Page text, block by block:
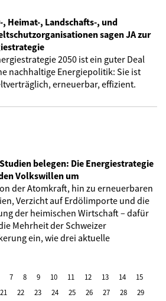
, Heimat-, Landschafts-, und
sagen JA zur
2050 ist ein guter Deal
nachhaltige Energiepolitik: Sie ist
erneuerbar, effizient.
belegen: Die Energiestrategie
Volkswillen um
der Atomkraft, hin zu erneuerbaren
Verzicht auf Erdölimporte und die
der heimischen Wirtschaft – dafür
Mehrheit der Schweizer
ein, wie drei aktuelle
7 8 9 10 11 12 13 14
15
21 22 23 24 25 26 27 28
29